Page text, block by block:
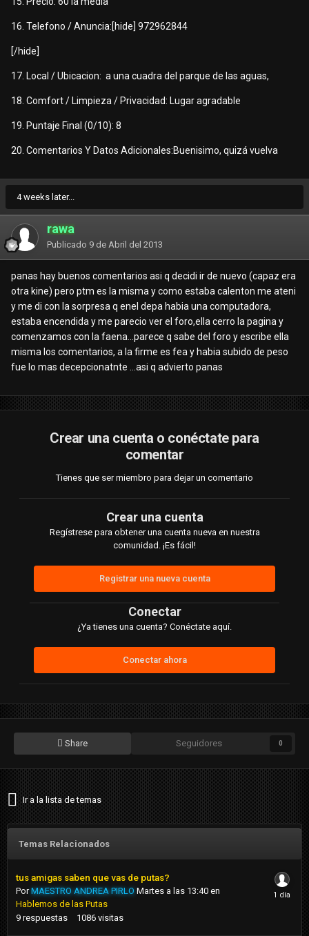
16. Telefono / Anuncia:[hide] 972962844
[/hide]
17. Local / Ubicacion: a una cuadra del parque de las aguas,
18. Comfort / Limpieza / Privacidad: Lugar agradable
19. Puntaje Final (0/10): 8
20. Comentarios Y Datos Adicionales:Buenisimo, quizá vuelva
4 weeks later...
rawa
Publicado 9 de Abril del 2013
panas hay buenos comentarios asi q decidi ir de nuevo (capaz era
otra kine) pero ptm es la misma y como estaba calenton me ateni
y me di con la sorpresa q enel depa habia una computadora,
estaba encendida y me parecio ver el foro,ella cerro la pagina y
comenzamos con la faena...parece q sabe del foro y escribe ella
misma los comentarios, a la firme es fea y habia subido de peso
fue lo mas decepcionatnte ...asi q advierto panas
Crear una cuenta o conéctate para
comentar
Tienes que ser miembro para dejar un comentario
Crear una cuenta
Regístrese para obtener una cuenta nueva en nuestra
comunidad. ¡Es fácil!
Registrar una nueva cuenta
Conectar
¿Ya tienes una cuenta? Conéctate aquí.
Conectar ahora
Share Seguidores 0
Ir a la lista de temas
Temas Relacionados
tus amigas saben que vas de putas?
PorMAESTRO ANDREA PIRLO Martes a las 13:40 en
Hablemos de las Putas
9 respuestas 1086 visitas